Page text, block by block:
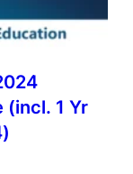
(incl. 1 Yr